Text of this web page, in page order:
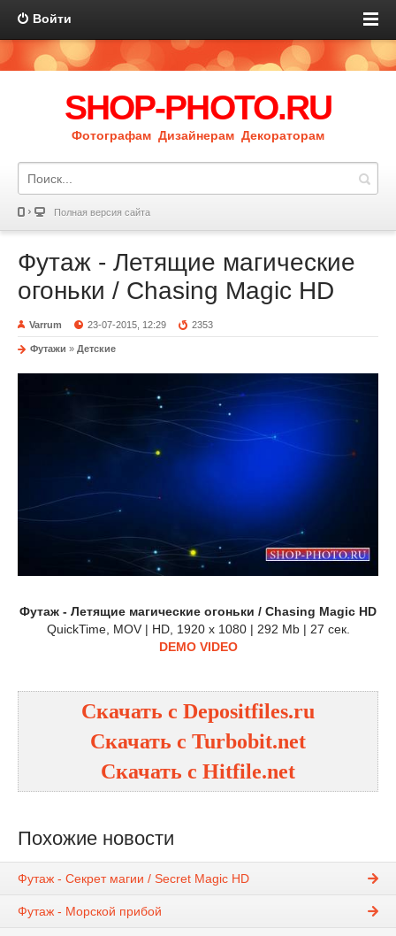
Войти
SHOP-PHOTO.RU
Фотографам Дизайнерам Декораторам
Полная версия сайта
Футаж - Летящие магические
огоньки / Chasing Magic HD
Varrum 23-07-2015, 12:29 2353
Футажи » Детские
Футаж - Летящие магические огоньки / Chasing Magic HD
QuickTime, MOV | HD, 1920 x 1080 | 292 Mb | 27 сек.
DEMO VIDEO
Скачать с Depositfiles.ru
Скачать с Turbobit.net
Скачать с Hitfile.net
Похожие новости
Футаж - Секрет магии / Secret Magic HD
Футаж - Морской прибой